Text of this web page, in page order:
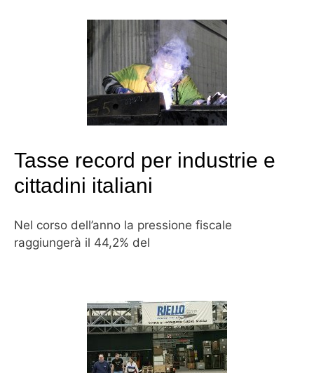
Tasse record per industrie e
cittadini italiani
Nel corso dell’anno la pressione fiscale
raggiungerà il 44,2% del